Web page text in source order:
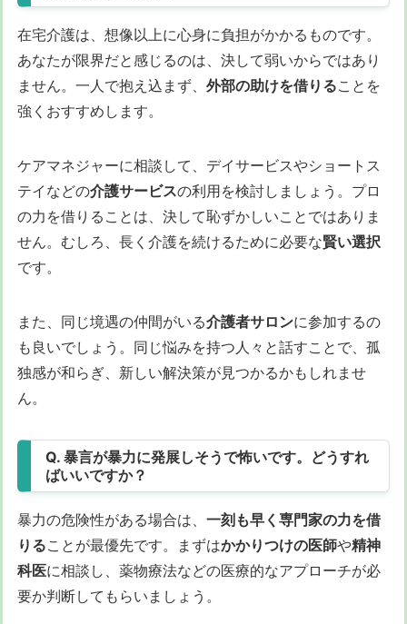
在宅介護は、想像以上に心身に負担がかかるものです。
あなたが限界だと感じるのは、決して弱いからではあり
ません。一人で抱え込まず、 外部の助けを借りることを
強くおすすめします。
ケアマネジャーに相談して、デイサービスやショートス
テイなどの介護サービスの利用を検討しましょう。プロ
の力を借りることは、決して恥ずかしいことではありま
せん。むしろ、長く介護を続けるために必要な賢い選択
です。
また、同じ境遇の仲間がいる介護者サロンに参加するの
も良いでしょう。同じ悩みを持つ人々と話すことで、孤
独感が和らぎ、新しい解決策が見つかるかもしれませ
ん。
Q. 暴言が暴力に発展しそうで怖いです。どうすれ
ばいいですか？
暴力の危険性がある場合は、 一刻も早く専門家の力を借
りることが最優先です。まずはかかりつけの医師や精神
科医に相談し、薬物療法などの医療的なアプローチが必
要か判断してもらいましょう。